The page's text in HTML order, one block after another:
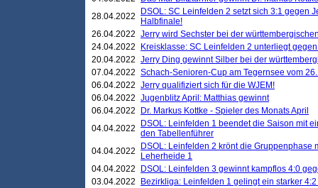
28.04.2022
DSOL: SC Leinfelden 2 setzt sich 3:1 gegen
Halbfinale!
26.04.2022 Jerry wird Sechster bei der
24.04.2022
Kreisklasse: SC Leinfelden 2 unterliegt
20.04.2022 Jerry Ding gewinnt Silber bei der
07.04.2022 Schach-Senioren-Cup am Tegernsee vom
06.04.2022 Jerry qualifiziert sich für die WJEM!
06.04.2022 Jugenblitz April: Matthias gewinnt
06.04.2022
Dr. Markus Kottke - Spieler des Monats April
04.04.2022
DSOL: Leinfelden 1 beendet die Saison mit
den Tabellenführer
04.04.2022
DSOL: Leinfelden 2 krönt die Gruppenphase
Leherheide 1
04.04.2022
DSOL: Leinfelden 3 gewinnt kampflos 4:0
03.04.2022
Bezirkliga: Leinfelden 1 gelingt ein starker